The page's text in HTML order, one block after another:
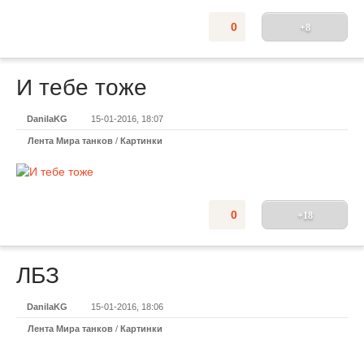
+8
0
И тебе тоже
DanilaKG 15-01-2016, 18:07
Лента Мира танков / Картинки
+18
0
ЛБЗ
DanilaKG 15-01-2016, 18:06
Лента Мира танков / Картинки